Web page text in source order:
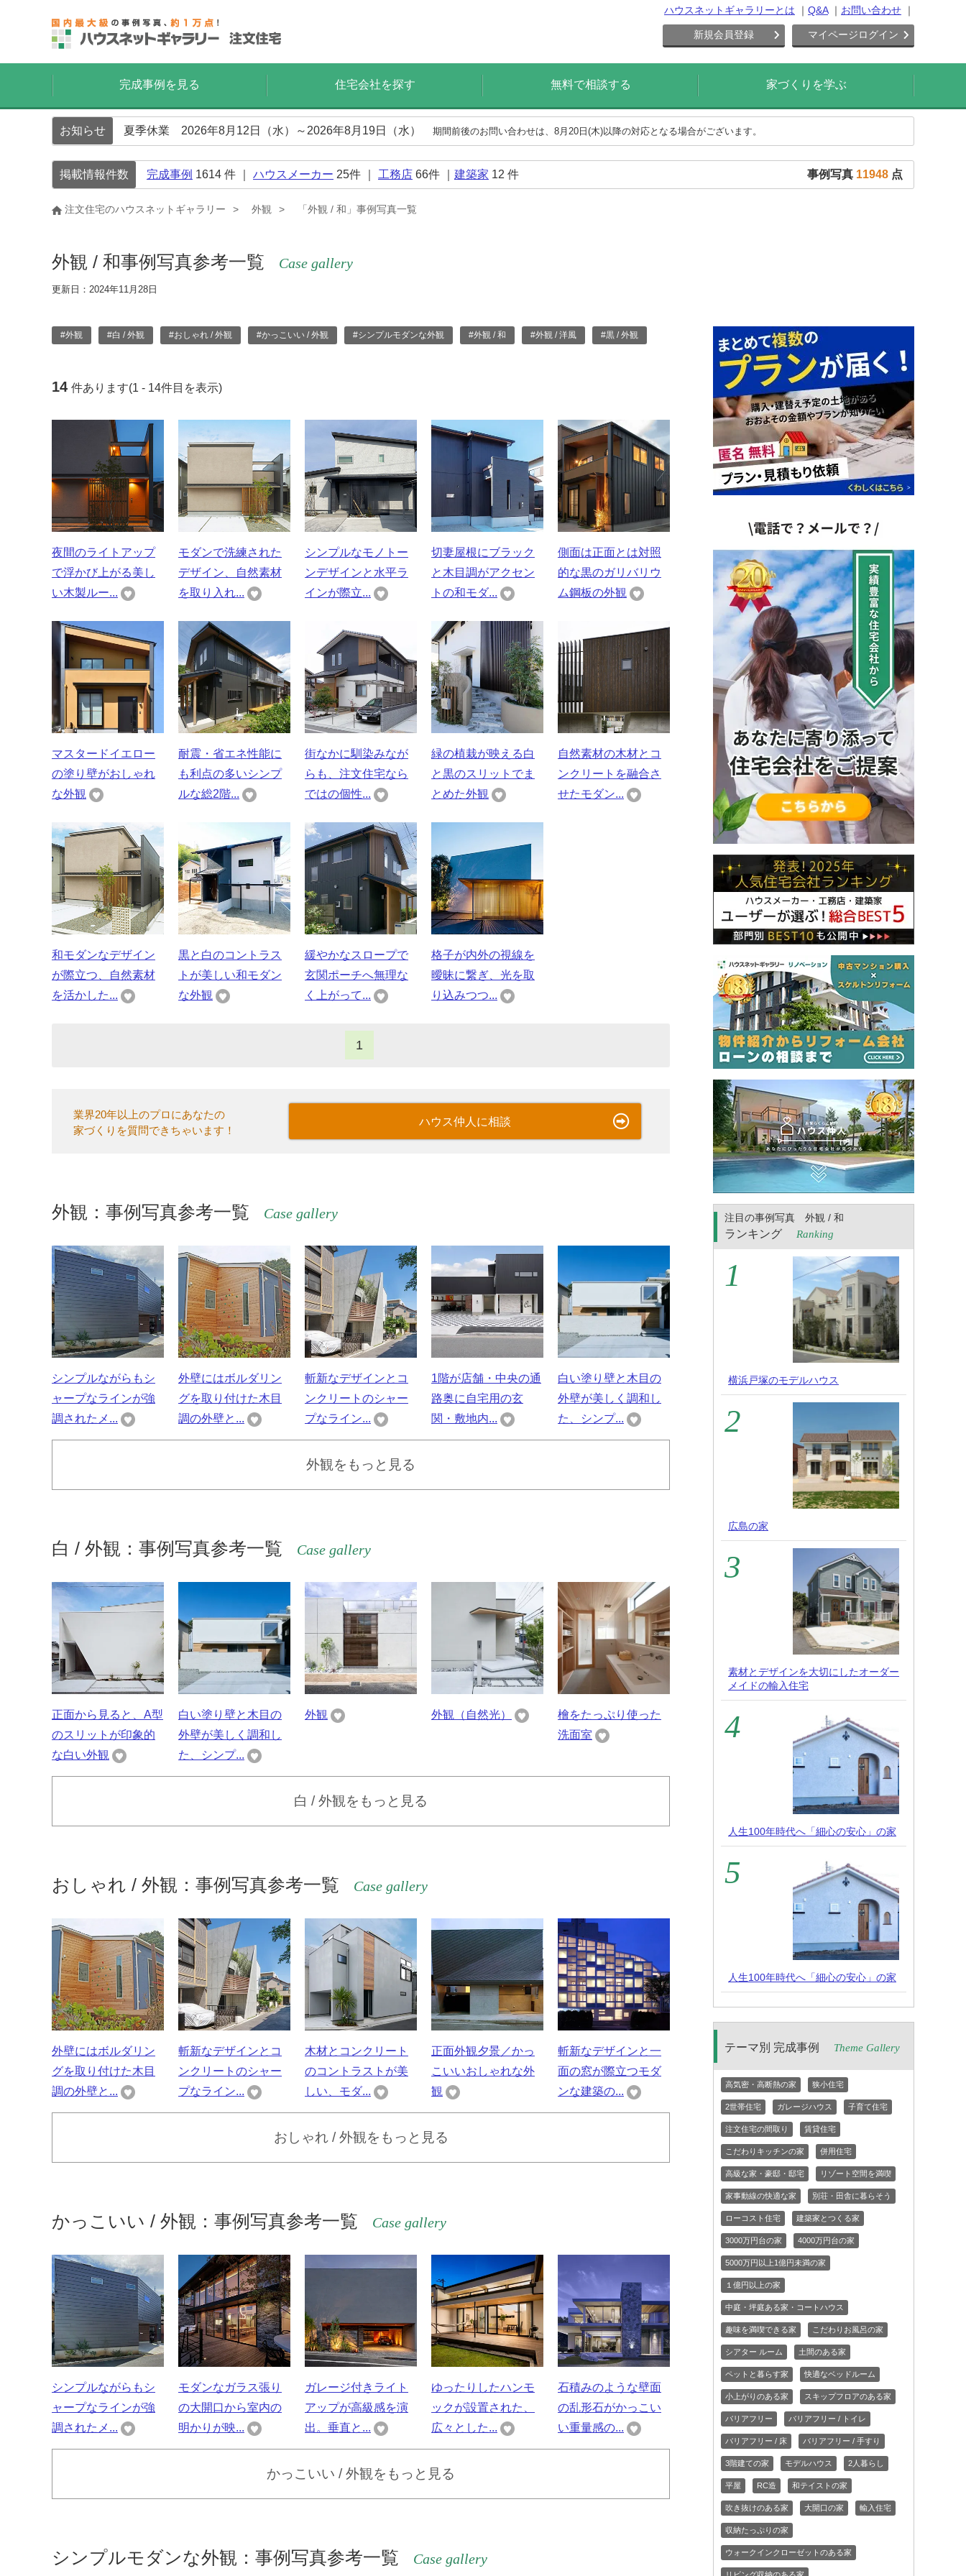
ハウスネットギャラリーとは Q&A お問い合わせ
新規会員登録 マイページログイン
完成事例を見る 住宅会社を探す 無料で相談する 家づくりを学ぶ
お知らせ 夏季休業 2026年8月12日（水）～2026年8月19日（水） 期間前後のお問い合わせは、8月20日(木)以降の対応となる場合がございます。
掲載情報件数 完成事例 1614 件 ｜ ハウスメーカー 25件 ｜ 工務店 66件 ｜ 建築家 12 件 事例写真 11948 点
注文住宅のハウスネットギャラリー 外観 「外観 / 和」事例写真一覧
外観 / 和事例写真参考一覧 Case gallery
更新日：2024年11月28日
#外観 #白 / 外観 #おしゃれ / 外観 #かっこいい / 外観 #シンプルモダンな外観 #外観 / 和 #外観 / 洋風 #黒 / 外観
14 件あります(1 - 14件目を表示)
夜間のライトアップ
で浮かび上がる美し
い木製ルー...
モダンで洗練された
デザイン、自然素材
を取り入れ...
シンプルなモノトー
ンデザインと水平ラ
インが際立...
切妻屋根にブラック
と木目調がアクセン
トの和モダ...
側面は正面とは対照
的な黒のガリバリウ
ム鋼板の外観
マスタードイエロー
の塗り壁がおしゃれ
な外観
耐震・省エネ性能に
も利点の多いシンプ
ルな総2階...
街なかに馴染みなが
らも、注文住宅なら
ではの個性...
緑の植栽が映える白
と黒のスリットでま
とめた外観
自然素材の木材とコ
ンクリートを融合さ
せたモダン...
和モダンなデザイン
が際立つ、自然素材
を活かした...
黒と白のコントラス
トが美しい和モダン
な外観
緩やかなスロープで
玄関ポーチへ無理な
く上がって...
格子が内外の視線を
曖昧に繋ぎ、光を取
り込みつつ...
1
業界20年以上のプロにあなたの
家づくりを質問できちゃいます！
ハウス仲人に相談
外観：事例写真参考一覧 Case gallery
シンプルながらもシ
ャープなラインが強
調されたメ...
外壁にはボルダリン
グを取り付けた木目
調の外壁と...
斬新なデザインとコ
ンクリートのシャー
プなライン...
1階が店舗・中央の通
路奥に自宅用の玄
関・敷地内...
白い塗り壁と木目の
外壁が美しく調和し
た、シンプ...
外観をもっと見る
白 / 外観：事例写真参考一覧 Case gallery
正面から見ると、A型
のスリットが印象的
な白い外観
白い塗り壁と木目の
外壁が美しく調和し
た、シンプ...
外観 外観（自然光）
檜をたっぷり使った
洗面室
白 / 外観をもっと見る
おしゃれ / 外観：事例写真参考一覧 Case gallery
外壁にはボルダリン
グを取り付けた木目
調の外壁と...
斬新なデザインとコ
ンクリートのシャー
プなライン...
木材とコンクリート
のコントラストが美
しい、モダ...
正面外観夕景／かっ
こいいおしゃれな外
観
斬新なデザインと一
面の窓が際立つモダ
ンな建築の...
おしゃれ / 外観をもっと見る
かっこいい / 外観：事例写真参考一覧 Case gallery
シンプルながらもシ
ャープなラインが強
調されたメ...
モダンなガラス張り
の大開口から室内の
明かりが映...
ガレージ付きライト
アップが高級感を演
出。垂直と...
ゆったりしたハンモ
ックが設置された、
広々とした...
石積みのような壁面
の乱形石がかっこい
い重量感の...
かっこいい / 外観をもっと見る
シンプルモダンな外観：事例写真参考一覧 Case gallery
注目の事例写真 外観 / 和
ランキング Ranking
横浜戸塚のモデルハウス
広島の家
素材とデザインを大切にしたオーダー
メイドの輸入住宅
人生100年時代へ「細心の安心」の家
人生100年時代へ「細心の安心」の家
テーマ別 完成事例 Theme Gallery
高気密・高断熱の家 狭小住宅
2世帯住宅 ガレージハウス 子育て住宅
注文住宅の間取り 賃貸住宅
こだわりキッチンの家 併用住宅
高級な家・豪邸・邸宅 リゾート空間を満喫
家事動線の快適な家 別荘・田舎に暮らそう
ローコスト住宅 建築家とつくる家
3000万円台の家 4000万円台の家
5000万円以上1億円未満の家
１億円以上の家
中庭・坪庭ある家・コートハウス
趣味を満喫できる家 こだわりお風呂の家
シアター ルーム 土間のある家
ペットと暮らす家 快適なベッドルーム
小上がりのある家 スキップフロアのある家
バリアフリー バリアフリー / トイレ
バリアフリー / 床 バリアフリー / 手すり
3階建ての家 モデルハウス 2人暮らし
平屋 RC造 和テイストの家
吹き抜けのある家 大開口の家 輸入住宅
収納たっぷりの家
ウォークインクローゼットのある家